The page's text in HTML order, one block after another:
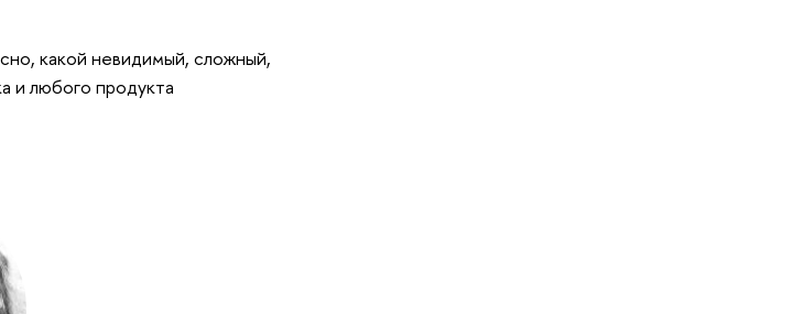
какой невидимый, сложный,
и любого продукта